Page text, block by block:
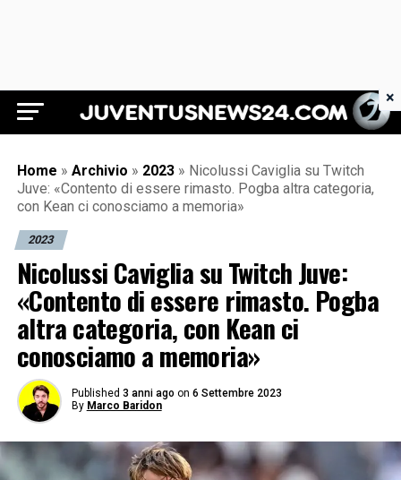
Juventus News 24
Home » Archivio » 2023 » Nicolussi Caviglia su Twitch
Juve: «Contento di essere rimasto. Pogba altra categoria,
con Kean ci conosciamo a memoria»
2023
Nicolussi Caviglia su Twitch Juve:
«Contento di essere rimasto. Pogba
altra categoria, con Kean ci
conosciamo a memoria»
Published 3 anni ago on 6 Settembre 2023
By Marco Baridon
×